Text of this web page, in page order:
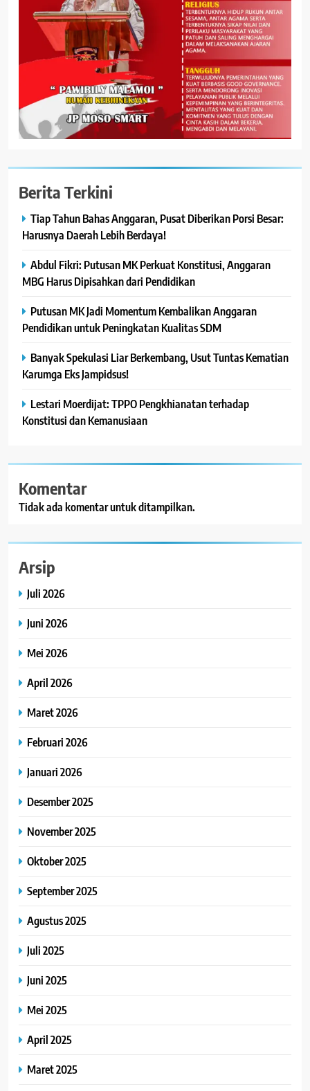
Berita Terkini
Tiap Tahun Bahas Anggaran, Pusat Diberikan Porsi Besar:
Harusnya Daerah Lebih Berdaya!
Abdul Fikri: Putusan MK Perkuat Konstitusi, Anggaran
MBG Harus Dipisahkan dari Pendidikan
Putusan MK Jadi Momentum Kembalikan Anggaran
Pendidikan untuk Peningkatan Kualitas SDM
Banyak Spekulasi Liar Berkembang, Usut Tuntas Kematian
Karumga Eks Jampidsus!
Lestari Moerdijat: TPPO Pengkhianatan terhadap
Konstitusi dan Kemanusiaan
Komentar
Tidak ada komentar untuk ditampilkan.
Arsip
Juli 2026
Juni 2026
Mei 2026
April 2026
Maret 2026
Februari 2026
Januari 2026
Desember 2025
November 2025
Oktober 2025
September 2025
Agustus 2025
Juli 2025
Juni 2025
Mei 2025
April 2025
Maret 2025